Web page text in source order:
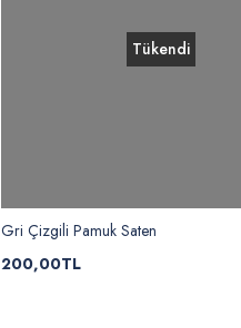
Tükendi
Gri Çizgili Pamuk Saten
200,00TL